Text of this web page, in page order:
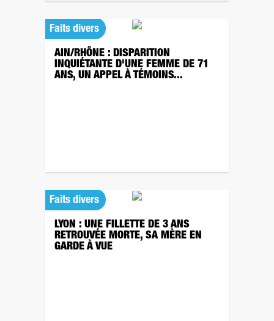
Faits divers
AIN/RHÔNE : DISPARITION
INQUIÉTANTE D'UNE FEMME DE 71
ANS, UN APPEL À TÉMOINS...
Faits divers
LYON : UNE FILLETTE DE 3 ANS
RETROUVÉE MORTE, SA MÈRE EN
GARDE À VUE